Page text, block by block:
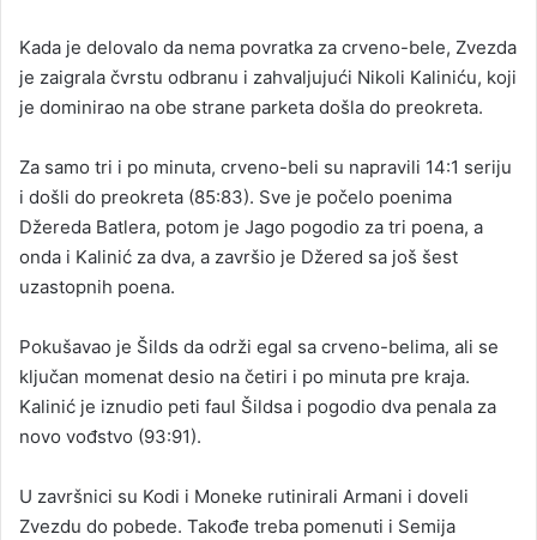
Kada je delovalo da nema povratka za crveno-bele, Zvezda
je zaigrala čvrstu odbranu i zahvaljujući Nikoli Kaliniću, koji
je dominirao na obe strane parketa došla do preokreta.
Za samo tri i po minuta, crveno-beli su napravili 14:1 seriju
i došli do preokreta (85:83). Sve je počelo poenima
Džereda Batlera, potom je Jago pogodio za tri poena, a
onda i Kalinić za dva, a završio je Džered sa još šest
uzastopnih poena.
Pokušavao je Šilds da održi egal sa crveno-belima, ali se
ključan momenat desio na četiri i po minuta pre kraja.
Kalinić je iznudio peti faul Šildsa i pogodio dva penala za
novo vođstvo (93:91).
U završnici su Kodi i Moneke rutinirali Armani i doveli
Zvezdu do pobede. Takođe treba pomenuti i Semija